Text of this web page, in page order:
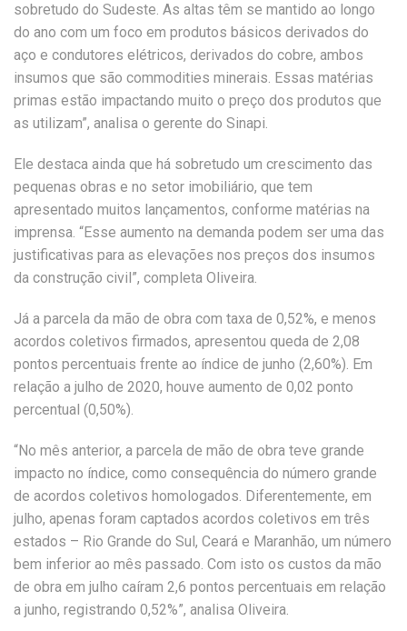
sobretudo do Sudeste. As altas têm se mantido ao longo
do ano com um foco em produtos básicos derivados do
aço e condutores elétricos, derivados do cobre, ambos
insumos que são commodities minerais. Essas matérias
primas estão impactando muito o preço dos produtos que
as utilizam”, analisa o gerente do Sinapi.
Ele destaca ainda que há sobretudo um crescimento das
pequenas obras e no setor imobiliário, que tem
apresentado muitos lançamentos, conforme matérias na
imprensa. “Esse aumento na demanda podem ser uma das
justificativas para as elevações nos preços dos insumos
da construção civil”, completa Oliveira.
Já a parcela da mão de obra com taxa de 0,52%, e menos
acordos coletivos firmados, apresentou queda de 2,08
pontos percentuais frente ao índice de junho (2,60%). Em
relação a julho de 2020, houve aumento de 0,02 ponto
percentual (0,50%).
“No mês anterior, a parcela de mão de obra teve grande
impacto no índice, como consequência do número grande
de acordos coletivos homologados. Diferentemente, em
julho, apenas foram captados acordos coletivos em três
estados – Rio Grande do Sul, Ceará e Maranhão, um número
bem inferior ao mês passado. Com isto os custos da mão
de obra em julho caíram 2,6 pontos percentuais em relação
a junho, registrando 0,52%”, analisa Oliveira.